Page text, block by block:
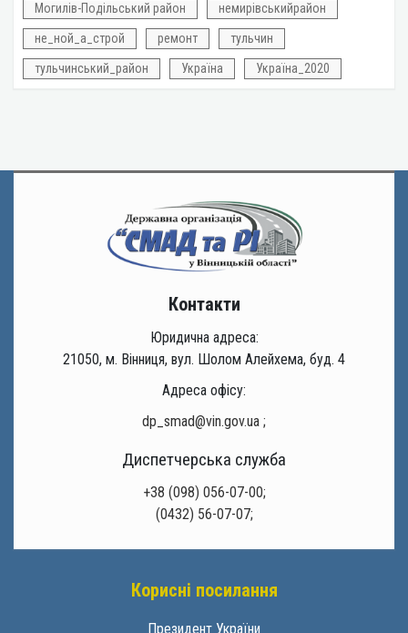
Могилів-Подільський район немирівськийрайон
не_ной_а_строй ремонт тульчин
тульчинський_район Україна Україна_2020
Контакти
Юридична адреса:
21050, м. Вінниця, вул. Шолом Алейхема, буд. 4
Адреса офісу:
dp_smad@vin.gov.ua ;
Диспетчерська служба
+38 (098) 056-07-00;
(0432) 56-07-07;
Корисні посилання
Президент України